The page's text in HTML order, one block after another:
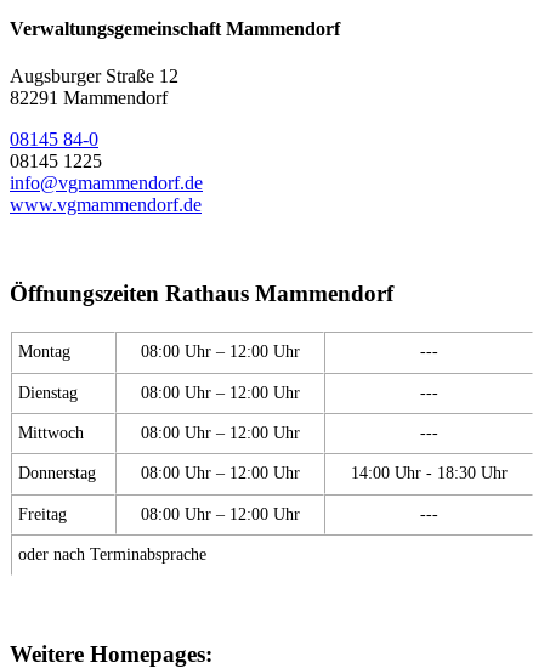
Verwaltungsgemeinschaft Mammendorf
Augsburger Straße 12
82291 Mammendorf
08145 84-0
08145 1225
info@vgmammendorf.de
www.vgmammendorf.de
Öffnungszeiten Rathaus Mammendorf
Montag 08:00 Uhr – 12:00 Uhr ---
Dienstag 08:00 Uhr – 12:00 Uhr ---
Mittwoch 08:00 Uhr – 12:00 Uhr ---
Donnerstag 08:00 Uhr – 12:00 Uhr 14:00 Uhr - 18:30 Uhr
Freitag 08:00 Uhr – 12:00 Uhr ---
oder nach Terminabsprache
Weitere Homepages: